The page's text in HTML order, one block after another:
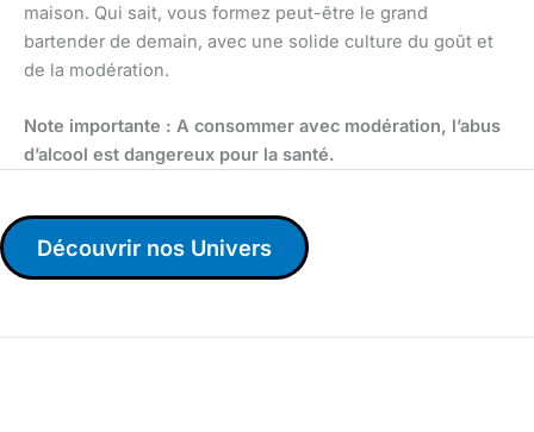
maison. Qui sait, vous formez peut-être le grand
bartender de demain, avec une solide culture du goût et
de la modération.
Note importante : A consommer avec modération, l’abus
d’alcool est dangereux pour la santé.
Découvrir nos Univers